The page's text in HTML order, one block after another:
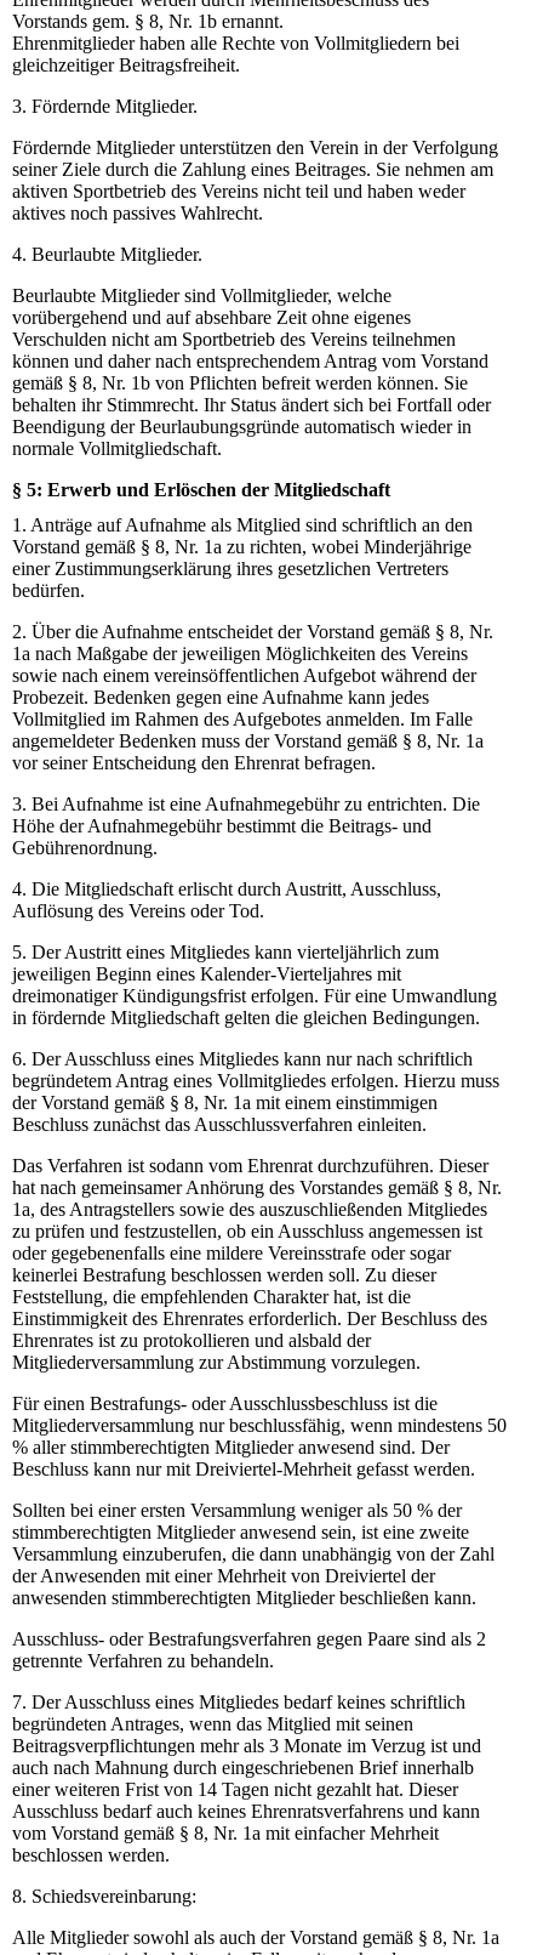
Vorstands gem. § 8, Nr. 1b ernannt.
Ehrenmitglieder haben alle Rechte von Vollmitgliedern bei
gleichzeitiger Beitragsfreiheit.
3. Fördernde Mitglieder.
Fördernde Mitglieder unterstützen den Verein in der Verfolgung
seiner Ziele durch die Zahlung eines Beitrages. Sie nehmen am
aktiven Sportbetrieb des Vereins nicht teil und haben weder
aktives noch passives Wahlrecht.
4. Beurlaubte Mitglieder.
Beurlaubte Mitglieder sind Vollmitglieder, welche
vorübergehend und auf absehbare Zeit ohne eigenes
Verschulden nicht am Sportbetrieb des Vereins teilnehmen
können und daher nach entsprechendem Antrag vom Vorstand
gemäß § 8, Nr. 1b von Pflichten befreit werden können. Sie
behalten ihr Stimmrecht. Ihr Status ändert sich bei Fortfall oder
Beendigung der Beurlaubungsgründe automatisch wieder in
normale Vollmitgliedschaft.
§ 5: Erwerb und Erlöschen der Mitgliedschaft
1. Anträge auf Aufnahme als Mitglied sind schriftlich an den
Vorstand gemäß § 8, Nr. 1a zu richten, wobei Minderjährige
einer Zustimmungserklärung ihres gesetzlichen Vertreters
bedürfen.
2. Über die Aufnahme entscheidet der Vorstand gemäß § 8, Nr.
1a nach Maßgabe der jeweiligen Möglichkeiten des Vereins
sowie nach einem vereinsöffentlichen Aufgebot während der
Probezeit. Bedenken gegen eine Aufnahme kann jedes
Vollmitglied im Rahmen des Aufgebotes anmelden. Im Falle
angemeldeter Bedenken muss der Vorstand gemäß § 8, Nr. 1a
vor seiner Entscheidung den Ehrenrat befragen.
3. Bei Aufnahme ist eine Aufnahmegebühr zu entrichten. Die
Höhe der Aufnahmegebühr bestimmt die Beitrags- und
Gebührenordnung.
4. Die Mitgliedschaft erlischt durch Austritt, Ausschluss,
Auflösung des Vereins oder Tod.
5. Der Austritt eines Mitgliedes kann vierteljährlich zum
jeweiligen Beginn eines Kalender-Vierteljahres mit
dreimonatiger Kündigungsfrist erfolgen. Für eine Umwandlung
in fördernde Mitgliedschaft gelten die gleichen Bedingungen.
6. Der Ausschluss eines Mitgliedes kann nur nach schriftlich
begründetem Antrag eines Vollmitgliedes erfolgen. Hierzu muss
der Vorstand gemäß § 8, Nr. 1a mit einem einstimmigen
Beschluss zunächst das Ausschlussverfahren einleiten.
Das Verfahren ist sodann vom Ehrenrat durchzuführen. Dieser
hat nach gemeinsamer Anhörung des Vorstandes gemäß § 8, Nr.
1a, des Antragstellers sowie des auszuschließenden Mitgliedes
zu prüfen und festzustellen, ob ein Ausschluss angemessen ist
oder gegebenenfalls eine mildere Vereinsstrafe oder sogar
keinerlei Bestrafung beschlossen werden soll. Zu dieser
Feststellung, die empfehlenden Charakter hat, ist die
Einstimmigkeit des Ehrenrates erforderlich. Der Beschluss des
Ehrenrates ist zu protokollieren und alsbald der
Mitgliederversammlung zur Abstimmung vorzulegen.
Für einen Bestrafungs- oder Ausschlussbeschluss ist die
Mitgliederversammlung nur beschlussfähig, wenn mindestens 50
% aller stimmberechtigten Mitglieder anwesend sind. Der
Beschluss kann nur mit Dreiviertel-Mehrheit gefasst werden.
Sollten bei einer ersten Versammlung weniger als 50 % der
stimmberechtigten Mitglieder anwesend sein, ist eine zweite
Versammlung einzuberufen, die dann unabhängig von der Zahl
der Anwesenden mit einer Mehrheit von Dreiviertel der
anwesenden stimmberechtigten Mitglieder beschließen kann.
Ausschluss- oder Bestrafungsverfahren gegen Paare sind als 2
getrennte Verfahren zu behandeln.
7. Der Ausschluss eines Mitgliedes bedarf keines schriftlich
begründeten Antrages, wenn das Mitglied mit seinen
Beitragsverpflichtungen mehr als 3 Monate im Verzug ist und
auch nach Mahnung durch eingeschriebenen Brief innerhalb
einer weiteren Frist von 14 Tagen nicht gezahlt hat. Dieser
Ausschluss bedarf auch keines Ehrenratsverfahrens und kann
vom Vorstand gemäß § 8, Nr. 1a mit einfacher Mehrheit
beschlossen werden.
8. Schiedsvereinbarung:
Alle Mitglieder sowohl als auch der Vorstand gemäß § 8, Nr. 1a